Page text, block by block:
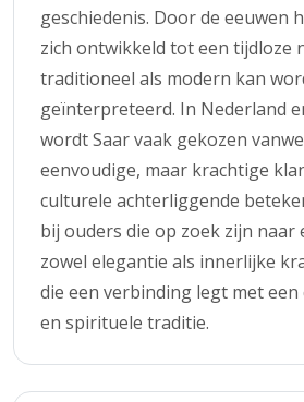
geschiedenis. Door de eeuwen
zich ontwikkeld tot een tijdloze
traditioneel als modern kan
geïnterpreteerd. In Nederland
wordt Saar vaak gekozen
eenvoudige, maar krachtige
culturele achterliggende
bij ouders die op zoek zijn naar
zowel elegantie als innerlijke
die een verbinding legt met
en spirituele traditie.